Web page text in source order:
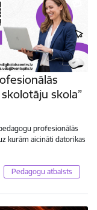
skola”
profesionālās
kurām aicināti datorikas
Pedagogu atbalsts